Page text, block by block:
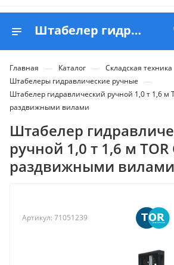
Штабелер гидравлический ручной 1,0 т 1,6 м TOR CTY-E с раздвижными вилами - купить в Belapex
Главная — Каталог — Складская техника
Штабелеры гидравлические ручные —
Штабелер гидравлический ручной 1,0 т 1,6 м
раздвижными вилами
Штабелер
ручной 1,0 т 1,6 м TOR
раздвижными вилами
Артикул: 71051239